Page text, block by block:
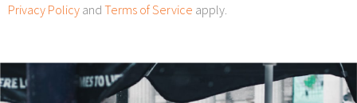
Privacy Policy and Terms of Service apply.